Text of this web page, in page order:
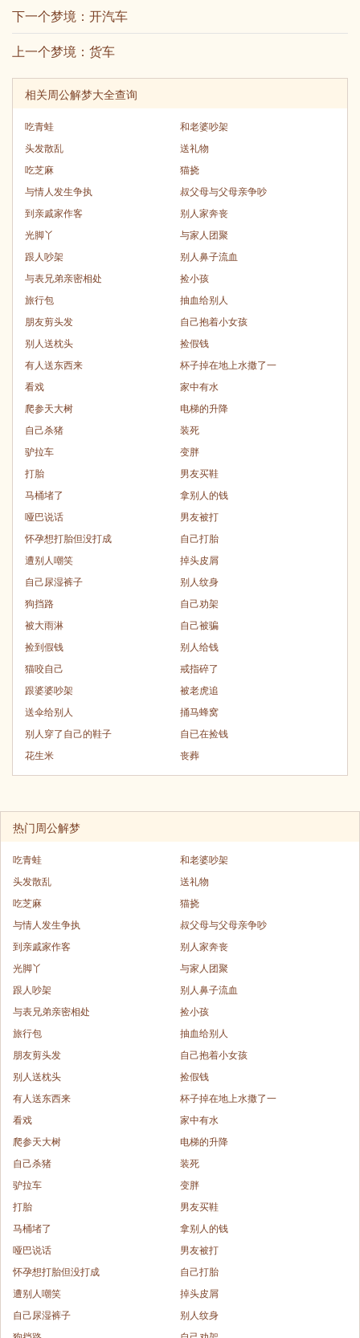
下一个梦境： 开汽车
上一个梦境： 货车
相关周公解梦大全查询
吃青蛙
和老婆吵架
头发散乱
送礼物
吃芝麻
猫挠
与情人发生争执
叔父母与父母亲争吵
到亲戚家作客
别人家奔丧
光脚丫
与家人团聚
跟人吵架
别人鼻子流血
与表兄弟亲密相处
捡小孩
旅行包
抽血给别人
朋友剪头发
自己抱着小女孩
别人送枕头
捡假钱
有人送东西来
杯子掉在地上水撒了一
看戏
家中有水
爬参天大树
电梯的升降
自己杀猪
装死
驴拉车
变胖
打胎
男友买鞋
马桶堵了
拿别人的钱
哑巴说话
男友被打
怀孕想打胎但没打成
自己打胎
遭别人嘲笑
掉头皮屑
自己尿湿裤子
别人纹身
狗挡路
自己劝架
被大雨淋
自己被骗
捡到假钱
别人给钱
猫咬自己
戒指碎了
跟婆婆吵架
被老虎追
送伞给别人
捅马蜂窝
别人穿了自己的鞋子
自已在捡钱
花生米
丧葬
热门周公解梦
吃青蛙
和老婆吵架
头发散乱
送礼物
吃芝麻
猫挠
与情人发生争执
叔父母与父母亲争吵
到亲戚家作客
别人家奔丧
光脚丫
与家人团聚
跟人吵架
别人鼻子流血
与表兄弟亲密相处
捡小孩
旅行包
抽血给别人
朋友剪头发
自己抱着小女孩
别人送枕头
捡假钱
有人送东西来
杯子掉在地上水撒了一
看戏
家中有水
爬参天大树
电梯的升降
自己杀猪
装死
驴拉车
变胖
打胎
男友买鞋
马桶堵了
拿别人的钱
哑巴说话
男友被打
怀孕想打胎但没打成
自己打胎
遭别人嘲笑
掉头皮屑
自己尿湿裤子
别人纹身